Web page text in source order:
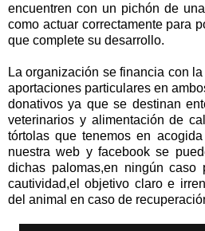
encuentren con un pichón de
como actuar correctamente para
que complete su desarrollo.
La organización se financia con
aportaciones particulares en
donativos ya que se destinan
veterinarios y alimentación de
tórtolas que tenemos en
nuestra web y facebook se
dichas palomas,en ningún caso
cautividad,el objetivo claro e
del animal en caso de